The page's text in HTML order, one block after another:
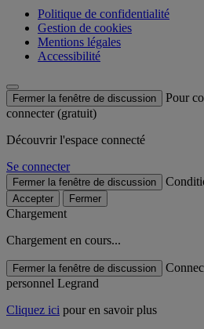
Politique de confidentialité
Gestion de cookies
Mentions légales
Accessibilité
Fermer la fenêtre de discussion
Pour
connecter (gratuit)
Découvrir l'espace connecté
Se connecter
Fermer la fenêtre de discussion
Accepter Fermer
Chargement
Chargement en cours...
Fermer la fenêtre de discussion
personnel Legrand
Cliquez ici pour en savoir plus